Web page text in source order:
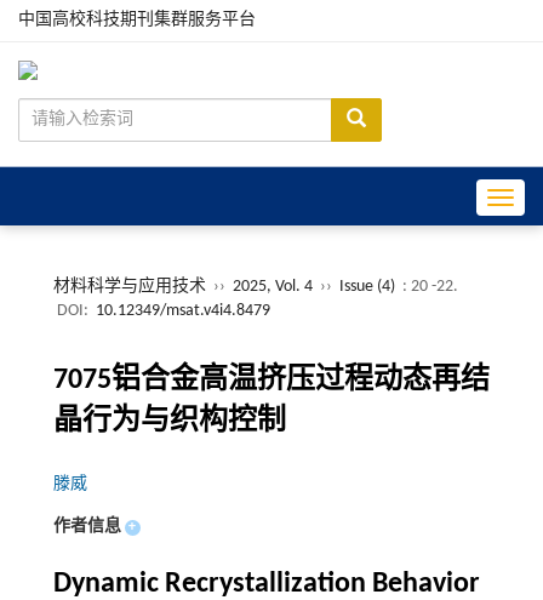
中国高校科技期刊集群服务平台
材料科学与应用技术 ›› 2025, Vol. 4 ›› Issue (4) : 20 -22.
DOI: 10.12349/msat.v4i4.8479
7075铝合金高温挤压过程动态再结
晶行为与织构控制
滕威
作者信息 +
Dynamic Recrystallization Behavior